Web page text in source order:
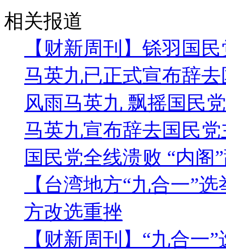
相关报道
【财新周刊】铩羽国
马英九已正式宣布辞
风雨马英九 飘摇国民党
马英九宣布辞去国民党
国民党全线溃败 “内阁
【台湾地方“九合一”
方改选重挫
【财新周刊】“九合一